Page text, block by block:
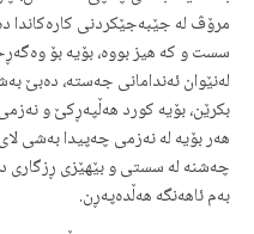
مرۆڤ لە جێبەجێکردنی کارەکاندا
سست و کە هیز بووە، بۆیە بۆ
لەنێوان ئەندامانی جەستە، دەبێ
بکرێن، بۆیە کورد هەڵپەڕكێ و
هەر بۆیە لە نەزمی چەپیدا بەشی
چەشنە لە سستی و بێهێزی ڕزگاری
بەم ئاهەنگە هەڵدەپەڕن.